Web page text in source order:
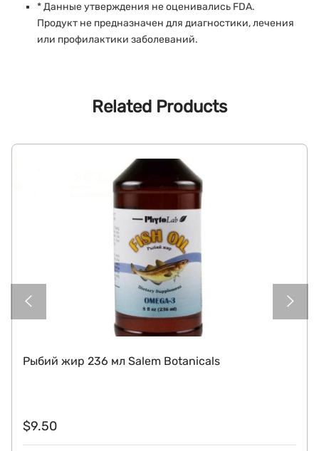
* Данные утверждения не оценивались FDA.
Продукт не предназначен для диагностики, лечения
или профилактики заболеваний.
Related Products
Рыбий жир 236 мл Salem Botanicals
$9.50